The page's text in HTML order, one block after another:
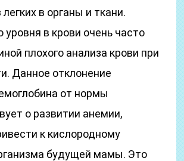
в органы и ткани.
уровня в крови очень часто
плохого анализа крови при
Данное отклонение
от нормы
о развитии анемии,
к кислородному
будущей мамы. Это